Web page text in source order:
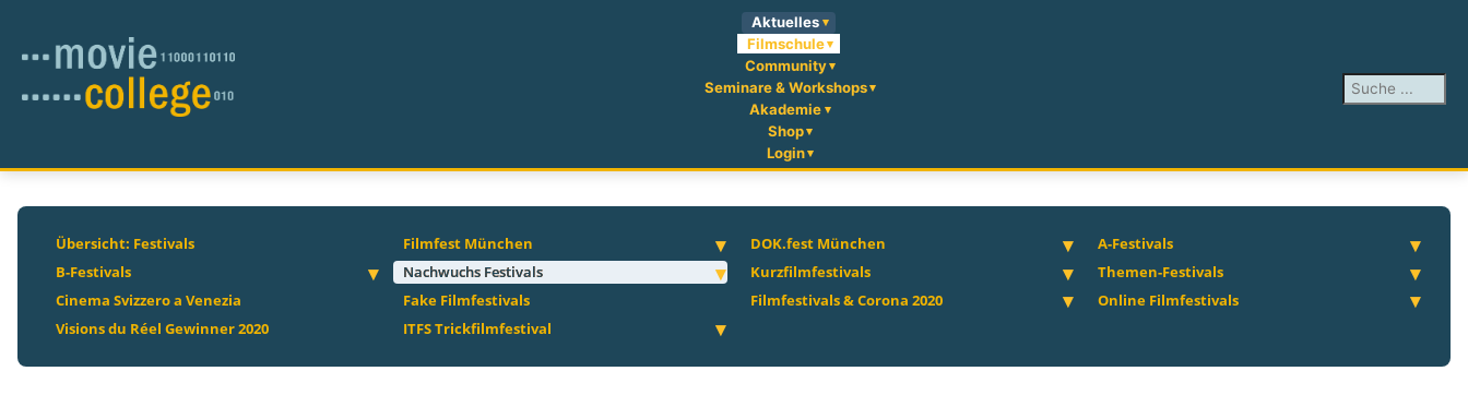
Aktuelles
Filmschule
Community
Seminare & Workshops
Akademie
Shop
Login
Suchen ...
Übersicht: Festivals Filmfest München DOK.fest München
A-Festivals
B-Festivals
Nachwuchs Festivals Kurzfilmfestivals
Themen-Festivals
Cinema Svizzero a Venezia
Fake Filmfestivals Filmfestivals & Corona 2020
Online Filmfestivals
Visions du Réel Gewinner 2020
ITFS Trickfilmfestival